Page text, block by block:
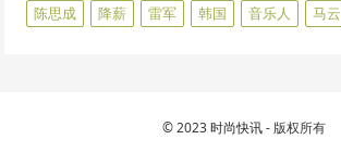
陈思成
降薪 雷军 韩国 音乐人 马云
© 2023时尚快讯- 版权所有